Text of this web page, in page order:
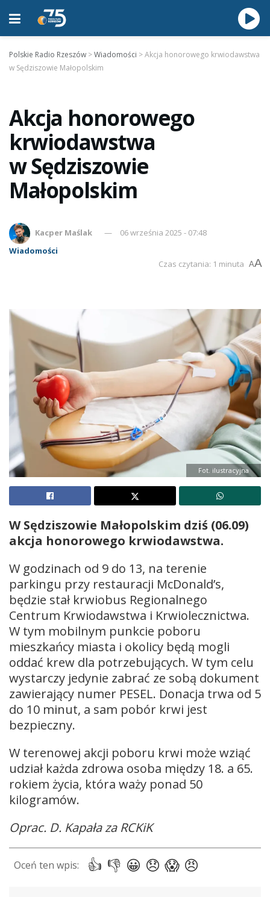
Polskie Radio Rzeszów >Wiadomości >Akcja honorowego krwiodawstwa
w Sędziszowie Małopolskim
Akcja honorowego
krwiodawstwa
w Sędziszowie
Małopolskim
Kacper Maślak
06 września 2025 - 07:48
Wiadomości
Czas czytania: 1 minuta AA
Fot. ilustracyjna
W Sędziszowie Małopolskim dziś (06.09)
akcja honorowego krwiodawstwa.
W godzinach od 9 do 13, na terenie
parkingu przy restauracji McDonald’s,
będzie stał krwiobus Regionalnego
Centrum Krwiodawstwa i Krwiolecznictwa.
W tym mobilnym punkcie poboru
mieszkańcy miasta i okolicy będą mogli
oddać krew dla potrzebujących. W tym celu
wystarczy jedynie zabrać ze sobą dokument
zawierający numer PESEL. Donacja trwa od 5
do 10 minut, a sam pobór krwi jest
bezpieczny.
W terenowej akcji poboru krwi może wziąć
udział każda zdrowa osoba między 18. a 65.
rokiem życia, która waży ponad 50
kilogramów.
Oprac. D. Kapała za RCKiK